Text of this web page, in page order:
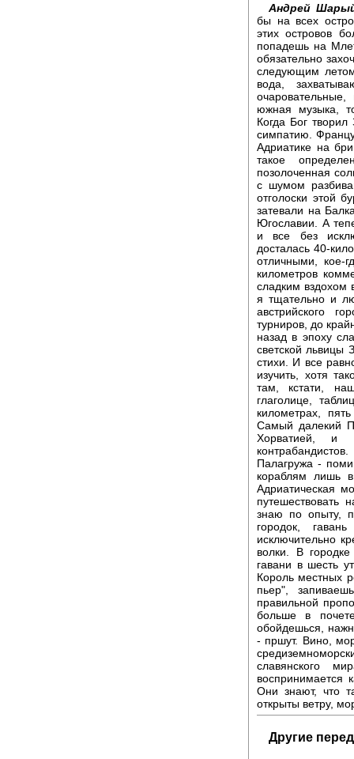
Андрей
бы на всех
этих островов
попадешь на
обязательно
следующим
вода,
южная музыка,
Когда Бог
симпатию.
Адриатике на
такое
позолоченная
с шумом
отголоски этой
затевали на
Югославии. А
и все без
досталась 40-
отличными, кое-
километров
сладким вздохом
я тщательно и
австрийского
турниров, до
назад в эпоху
светской львицы
стихи. И все
изучить, хотя
там, кстати,
глаголице,
километрах,
Самый далекий
Хорватией, и
Палагружа -
кораблям лишь
Адриатическая
путешествовать
знаю по опыту,
городок,
исключительно
волки. В
гавани в шесть
Король местных
пьер",
правильной
больше в
обойдешься,
- пршут. Вино,
славянского
воспринимается
Они знают, что
открыты ветру,
Другие